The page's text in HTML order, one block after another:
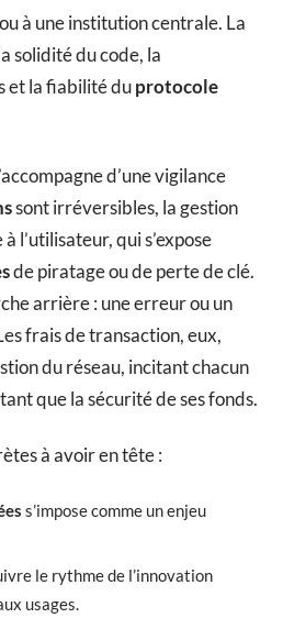
ou à une institution centrale. La
solidité du code, la
et la fiabilité duprotocole
d’une vigilance
sont irréversibles, la gestion
l’utilisateur, qui s’expose
de piratage ou de perte de clé.
arrière : une erreur ou un
frais de transaction, eux,
du réseau, incitant chacun
que la sécurité de ses fonds.
à avoir en tête :
s’impose comme un enjeu
le rythme de l’innovation
usages.